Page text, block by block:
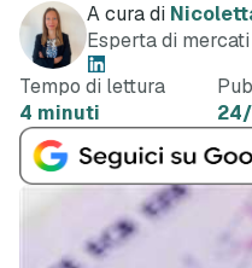
A cura di
Esperta di
Tempo di lettura
4 minuti